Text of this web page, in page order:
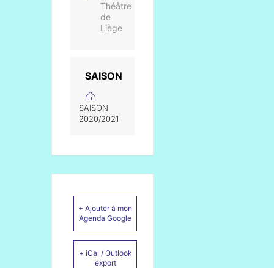
Théâtre
de
Liège
SAISON
SAISON
2020/2021
+ Ajouter à mon
Agenda Google
+ iCal / Outlook
export